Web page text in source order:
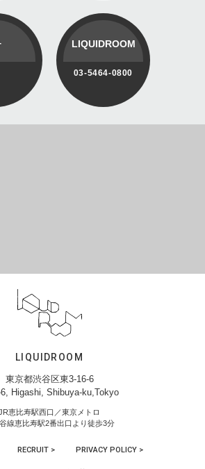
LIQUIDROOM
03-5464-0800
LIQUIDROOM
東京都渋谷区東3-16-6
Higashi, Shibuya-ku,Tokyo
恵比寿駅西口／東京メトロ
線恵比寿駅2番出口より徒歩3分
RECRUIT > PRIVACY POLICY >